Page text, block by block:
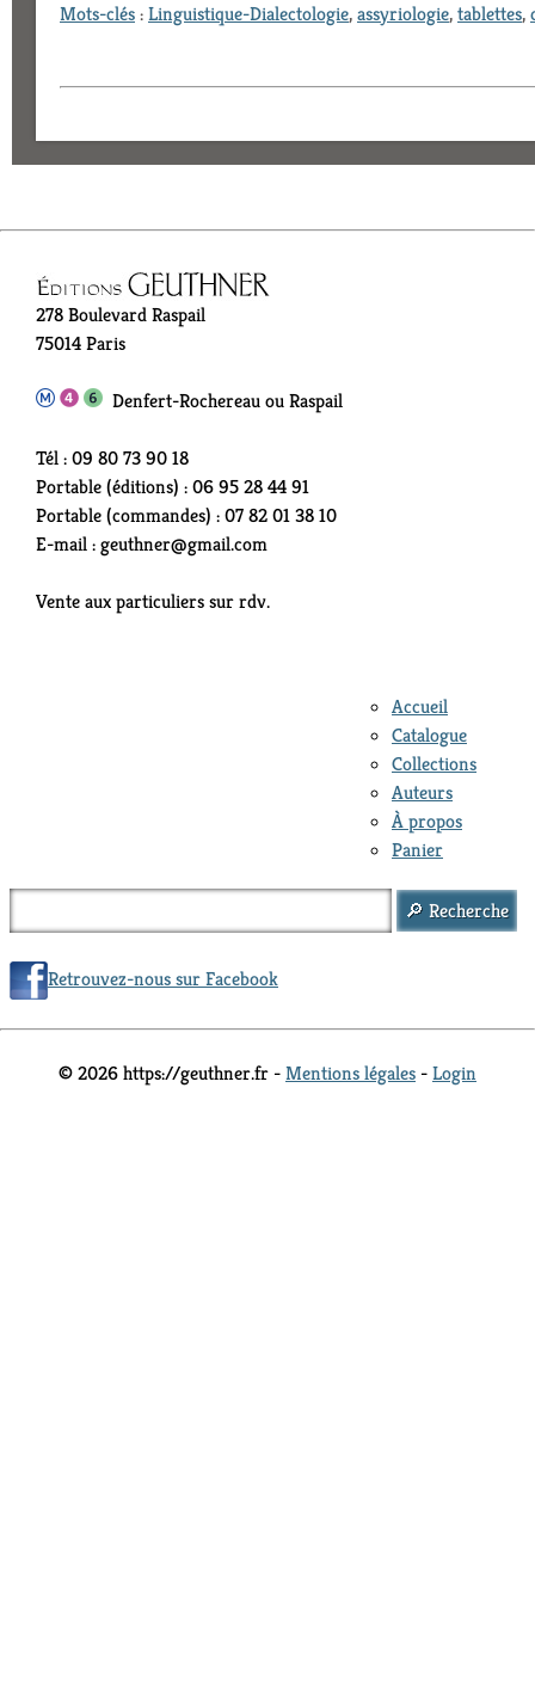
Mots-clés:Linguistique-Dialectologie,assyriologie,tablettes,
278 Boulevard Raspail
75014 Paris
Denfert-Rochereau ou Raspail
Tél : 09 80 73 90 18
Portable (éditions) : 06 95 28 44 91
Portable (commandes) : 07 82 01 38 10
E-mail : geuthner@gmail.com
Vente aux particuliers sur rdv.
Accueil
Catalogue
Collections
Auteurs
À propos
Panier
Retrouvez-nous sur Facebook
© 2026 https://geuthner.fr -Mentions légales -Login